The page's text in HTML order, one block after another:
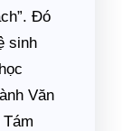
Đó
sinh
Văn